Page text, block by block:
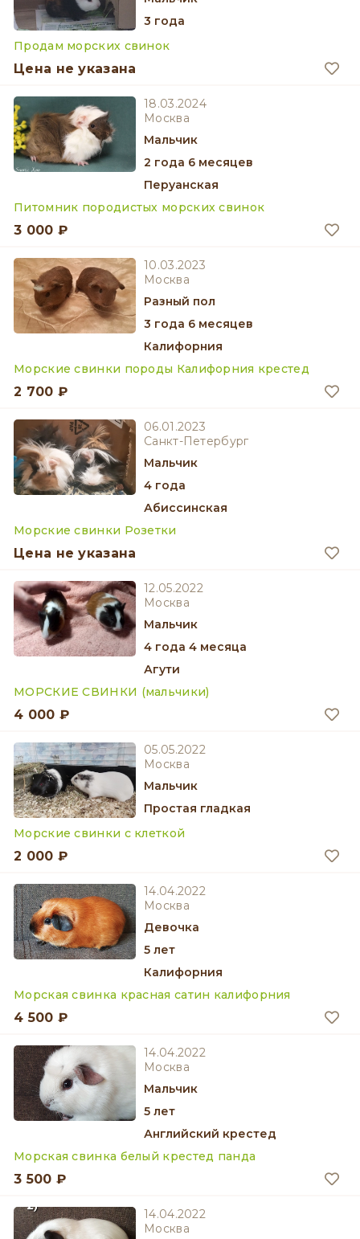
3 года
Продам морских свинок
Цена не указана
18.03.2024
Москва
мальчик
2 года 6 месяцев
Перуанская
Питомник породистых морских свинок
3 000 ₽
10.03.2023
Москва
разный пол
3 года 6 месяцев
Калифорния
Морские свинки породы Калифорния крестед
2 700 ₽
06.01.2023
Санкт-Петербург
мальчик
4 года
Абиссинская
Морские свинки Розетки
Цена не указана
12.05.2022
Москва
мальчик
4 года 4 месяца
Агути
МОРСКИЕ СВИНКИ (мальчики)
4 000 ₽
05.05.2022
Москва
мальчик
Простая гладкая
Морские свинки с клеткой
2 000 ₽
14.04.2022
Москва
девочка
5 лет
Калифорния
Морская свинка красная сатин калифорния
4 500 ₽
14.04.2022
Москва
мальчик
5 лет
Английский крестед
Морская свинка белый крестед панда
3 500 ₽
14.04.2022
Москва